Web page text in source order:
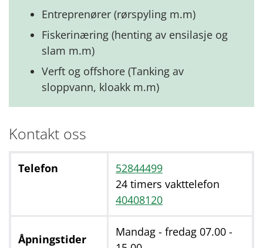
Entreprenører (rørspyling m.m)
Fiskerinæring (henting av ensilasje og
slam m.m)
Verft og offshore (Tanking av
sloppvann, kloakk m.m)
Kontakt oss
Telefon
52844499
24 timers vakttelefon
40408120
Åpningstider
Mandag - fredag 07.00 -